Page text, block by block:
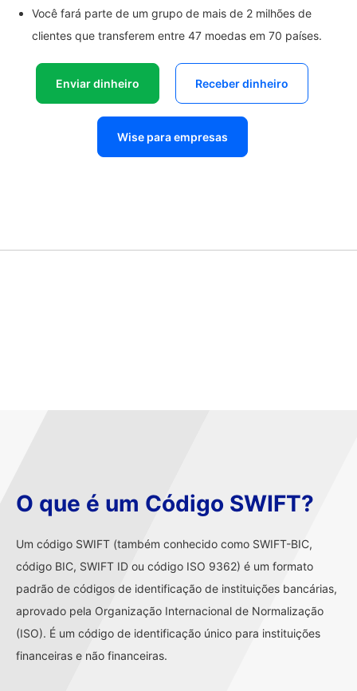
Você fará parte de um grupo de mais de 2 milhões de
clientes que transferem entre 47 moedas em 70 países.
Enviar dinheiro Receber dinheiro
Wise para empresas
O que é um Código SWIFT?
Um código SWIFT (também conhecido como SWIFT-BIC,
código BIC, SWIFT ID ou código ISO 9362) é um formato
padrão de códigos de identificação de instituições bancárias,
aprovado pela Organização Internacional de Normalização
(ISO). É um código de identificação único para instituições
financeiras e não financeiras.